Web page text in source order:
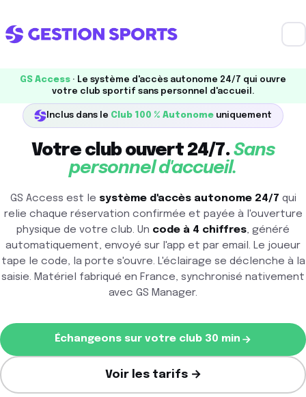
GS Access · Le système d'accès autonome 24/7 qui ouvre
votre club sportif sans personnel d'accueil.
Inclus dans le Club 100 % Autonome uniquement
Votre club ouvert 24/7.Sans
personnel d'accueil.
GS Access est le système d'accès autonome 24/7 qui
relie chaque réservation confirmée et payée à l'ouverture
physique de votre club. Un code à 4 chiffres, généré
automatiquement, envoyé sur l'app et par email. Le joueur
tape le code, la porte s'ouvre. L'éclairage se déclenche à la
saisie. Matériel fabriqué en France, synchronisé nativement
avec GS Manager.
Échangeons sur votre club 30 min
Voir les tarifs →